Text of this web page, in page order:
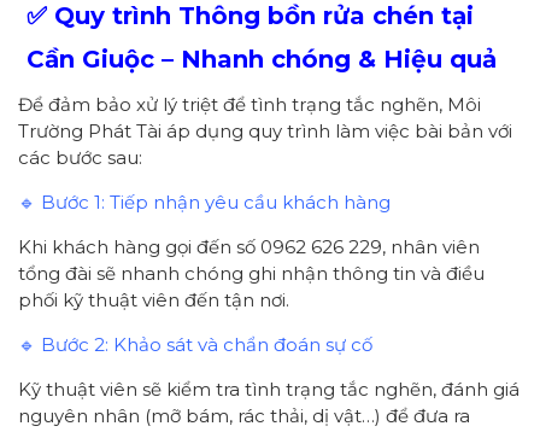
✅ Quy trình Thông bồn rửa chén tại
Cần Giuộc – Nhanh chóng & Hiệu quả
Để đảm bảo xử lý triệt để tình trạng tắc nghẽn, Môi
Trường Phát Tài áp dụng quy trình làm việc bài bản với
các bước sau:
🔹 Bước 1: Tiếp nhận yêu cầu khách hàng
Khi khách hàng gọi đến số 0962 626 229, nhân viên
tổng đài sẽ nhanh chóng ghi nhận thông tin và điều
phối kỹ thuật viên đến tận nơi.
🔹 Bước 2: Khảo sát và chẩn đoán sự cố
Kỹ thuật viên sẽ kiểm tra tình trạng tắc nghẽn, đánh giá
nguyên nhân (mỡ bám, rác thải, dị vật…) để đưa ra